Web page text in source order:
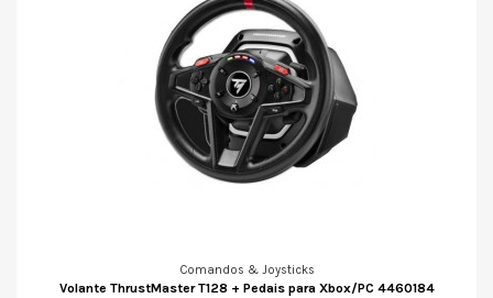
Comandos & Joysticks
Volante ThrustMaster T128 + Pedais para Xbox/PC 4460184